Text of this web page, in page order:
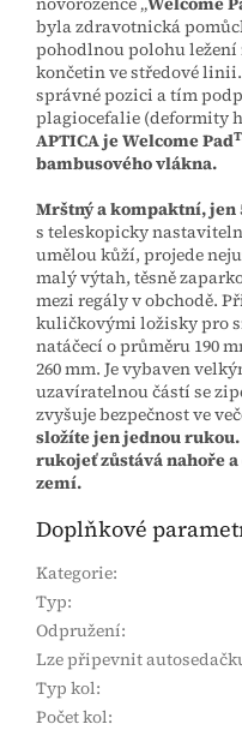
byla zdravotnická
pohodlnou polohu ležení
končetin ve středové
správné pozici a tím
plagiocefalie (deformity
APTICA je Welcome Pad
bambusového vlákna.
Mrštný a kompaktní, jen
s teleskopicky
umělou kůží, projede
malý výtah, těsně
mezi regály v obchodě.
kuličkovými ložisky pro
natáčecí o průměru 190
260 mm. Je vybaven
uzavíratelnou částí se
zvyšuje bezpečnost ve
složíte jen jednou rukou.
rukojeť zůstává nahoře
zemí.
Doplňkové
Kategorie:
Typ:
Odpružení:
Lze připevnit
Typ kol:
Počet kol: